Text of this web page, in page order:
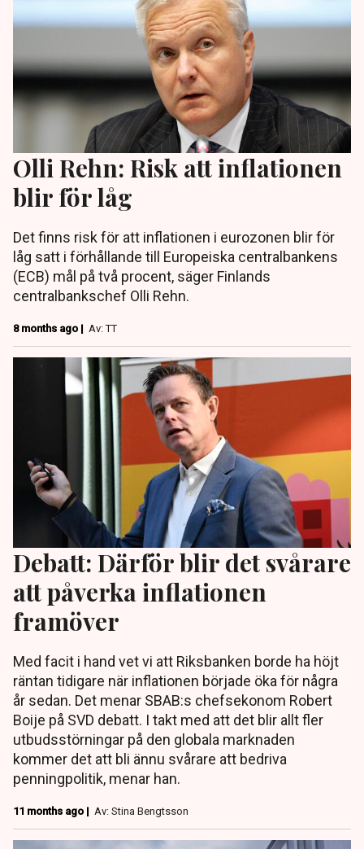
Olli Rehn: Risk att inflationen
blir för låg
Det finns risk för att inflationen i eurozonen blir för
låg satt i förhållande till Europeiska centralbankens
(ECB) mål på två procent, säger Finlands
centralbankschef Olli Rehn.
8 months ago | Av: TT
Debatt: Därför blir det svårare
att påverka inflationen
framöver
Med facit i hand vet vi att Riksbanken borde ha höjt
räntan tidigare när inflationen började öka för några
år sedan. Det menar SBAB:s chefsekonom Robert
Boije på SVD debatt. I takt med att det blir allt fler
utbudsstörningar på den globala marknaden
kommer det att bli ännu svårare att bedriva
penningpolitik, menar han.
11 months ago | Av: Stina Bengtsson